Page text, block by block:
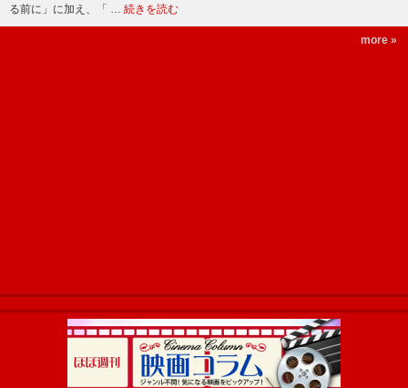
る前に」に加え、「 … 続きを読む
more »